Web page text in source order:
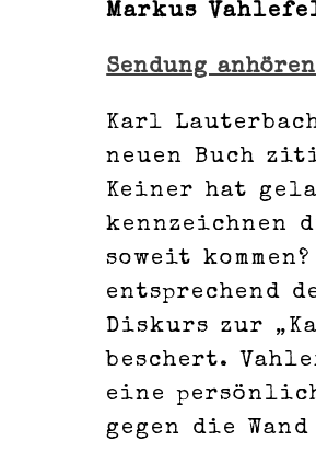
Markus
Sendung anhören
Karl
neuen Buch
Keiner hat
kennzeichnen
soweit
entsprechend
Diskurs zur
beschert.
eine
gegen die